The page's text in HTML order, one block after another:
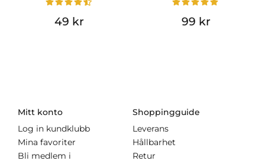
49 kr 99 kr
Mitt konto
Log in kundklubb
Mina favoriter
Bli medlem i
Shoppingguide
Leverans
Hållbarhet
Retur